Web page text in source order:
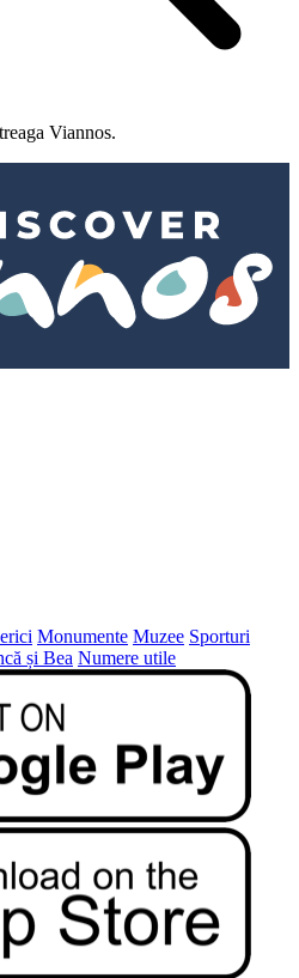
Viannos.
Monumente Muzee Sporturi
și Bea Numere utile